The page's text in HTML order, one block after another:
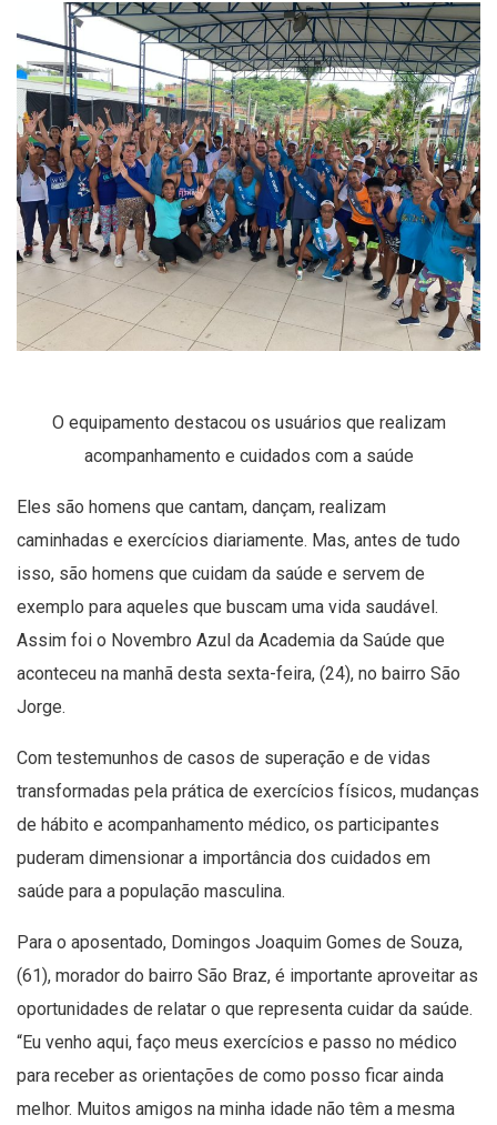
O equipamento destacou os usuários que realizam
acompanhamento e cuidados com a saúde
Eles são homens que cantam, dançam, realizam
caminhadas e exercícios diariamente. Mas, antes de tudo
isso, são homens que cuidam da saúde e servem de
exemplo para aqueles que buscam uma vida saudável.
Assim foi o Novembro Azul da Academia da Saúde que
aconteceu na manhã desta sexta-feira, (24), no bairro São
Jorge.
Com testemunhos de casos de superação e de vidas
transformadas pela prática de exercícios físicos, mudanças
de hábito e acompanhamento médico, os participantes
puderam dimensionar a importância dos cuidados em
saúde para a população masculina.
Para o aposentado, Domingos Joaquim Gomes de Souza,
(61), morador do bairro São Braz, é importante aproveitar as
oportunidades de relatar o que representa cuidar da saúde.
“Eu venho aqui, faço meus exercícios e passo no médico
para receber as orientações de como posso ficar ainda
melhor. Muitos amigos na minha idade não têm a mesma